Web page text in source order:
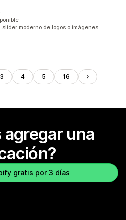
moderno de logos o imágenes
3 4 5 16
agregar una
gratis por 3 días